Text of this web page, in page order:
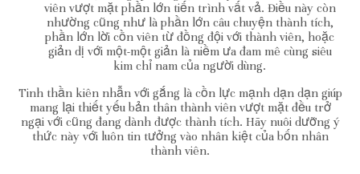
viên vượt mặt phần lớn tiến trình vất vả. Điều này còn
nhường cũng như là phần lớn câu chuyện thành tích,
phần lớn lời cồn viên từ đồng đội với thành viên, hoặc
giản dị với một-một giản là niềm ưa đam mê cùng siêu
kim chỉ nam của người dùng.
Tinh thần kiên nhẫn với gắng là cồn lực mạnh dạn dạn giúp
mang lại thiết yếu bản thân thành viên vượt mặt đều trở
ngại với cũng đang dành được thành tích. Hãy nuôi dưỡng ý
thức này với luôn tin tưởng vào nhân kiệt của bốn nhân
thành viên.